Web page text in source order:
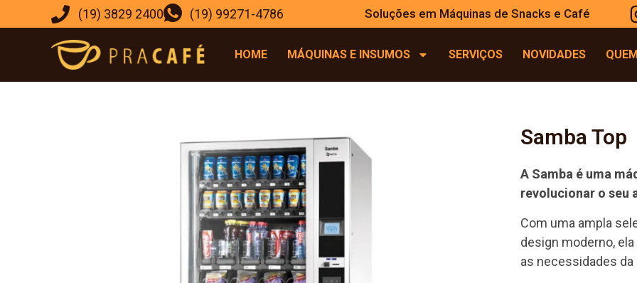
(19) 3829 2400 (19) 99271-4786 Soluções em Máquinas de Snacks e Café
HOME MÁQUINAS E INSUMOS SERVIÇOS NOVIDADES
Samba Top
A Samba é uma
revolucionar o seu
Com uma ampla
design moderno,
as necessidades da